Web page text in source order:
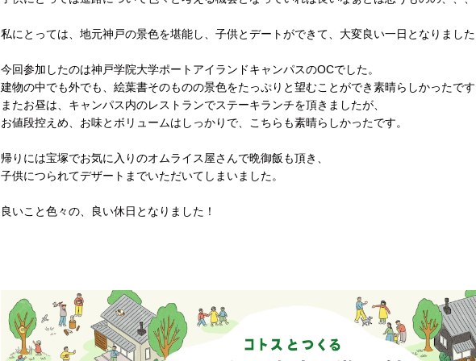
私にとっては、地元神戸の景色を堪能し、子供とデートができて、大変良い一日となりまし
今回参加したのは神戸学院大学ポートアイランドキャンパスのOCでした。
建物の中でも外でも、絵葉書そのものの景色をたっぷりと望むことができ素晴らしかったで
またお昼は、キャンパス内のレストランでステーキランチを頂きましたが、
お値段控えめ、お味とボリュームはしっかりで、こちらも素晴らしかったです。
帰りには宝塚でお気に入りのオムライス屋さんで晩御飯も頂き、
子供につられてデザートまでいただいてしまいました。
良いこと色々の、良い休日となりました！